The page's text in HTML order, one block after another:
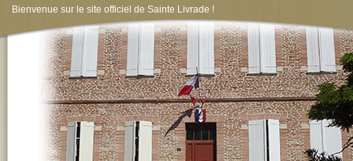
Bienvenue sur le site officiel de Sainte Livrade !